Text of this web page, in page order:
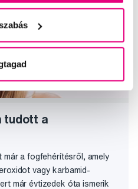
tudott a
már a fogfehérítésről, amely
vagy karbamid-
már évtizedek óta ismerik